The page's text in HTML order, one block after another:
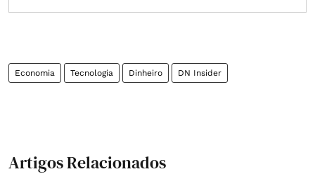
Economia Tecnologia Dinheiro DN Insider
Artigos Relacionados